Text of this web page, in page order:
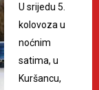
U srijedu 5.
kolovoza u
noćnim
satima, u
Kuršancu,